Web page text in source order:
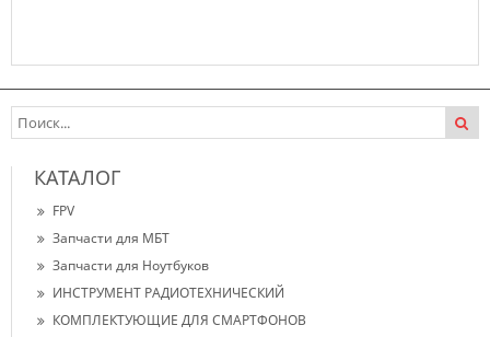
КАТАЛОГ
FPV
Запчасти для МБТ
Запчасти для Ноутбуков
ИНСТРУМЕНТ РАДИОТЕХНИЧЕСКИЙ
КОМПЛЕКТУЮЩИЕ ДЛЯ СМАРТФОНОВ